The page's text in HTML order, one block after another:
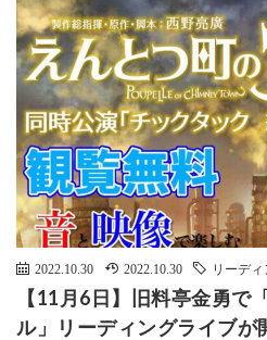
2022.10.30 2022.10.30 リーデ
【11月6日】旧料亭金勇で
ル」リーディングライブが